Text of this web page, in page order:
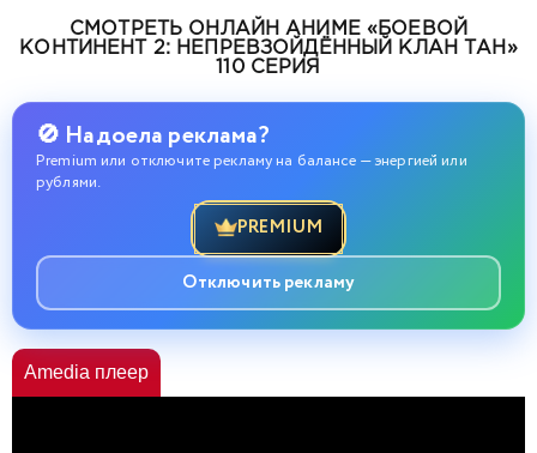
СМОТРЕТЬ ОНЛАЙН АНИМЕ «БОЕВОЙ
КОНТИНЕНТ 2: НЕПРЕВЗОЙДЁННЫЙ КЛАН ТАН»
110 СЕРИЯ
🚫 Надоела реклама?
Premium или отключите рекламу на балансе — энергией или
рублями.
PREMIUM
Отключить рекламу
Amedia плеер